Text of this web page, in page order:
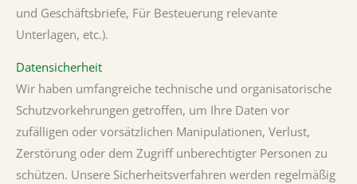
und Geschäftsbriefe, Für Besteuerung relevante
Unterlagen, etc.).
Datensicherheit
Wir haben umfangreiche technische und organisatorische
Schutzvorkehrungen getroffen, um Ihre Daten vor
zufälligen oder vorsätzlichen Manipulationen, Verlust,
Zerstörung oder dem Zugriff unberechtigter Personen zu
schützen. Unsere Sicherheitsverfahren werden regelmäßig